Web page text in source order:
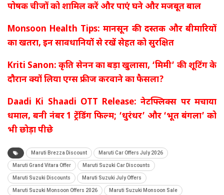
पोषक चीजों को शामिल करें और पाएं घने और मजबूत बाल
Monsoon Health Tips: मानसून की दस्तक और बीमारियों
का खतरा, इन सावधानियों से रखें सेहत को सुरक्षित
Kriti Sanon: कृति सेनन का बड़ा खुलासा, ‘मिमी’ की शूटिंग के
दौरान क्यों लिया एग्स फ्रीज करवाने का फैसला?
Daadi Ki Shaadi OTT Release: नेटफ्लिक्स पर मचाया
धमाल, बनी नंबर 1 ट्रेंडिंग फिल्म; ‘धुरंधर’ और ‘भूत बंगला’ को
भी छोड़ा पीछे
Maruti Brezza Discount Maruti Car Offers July 2026
Maruti Grand Vitara Offer Maruti Suzuki Car Discounts
Maruti Suzuki Discounts Maruti Suzuki July Offers
Maruti Suzuki Monsoon Offers 2026 Maruti Suzuki Monsoon Sale